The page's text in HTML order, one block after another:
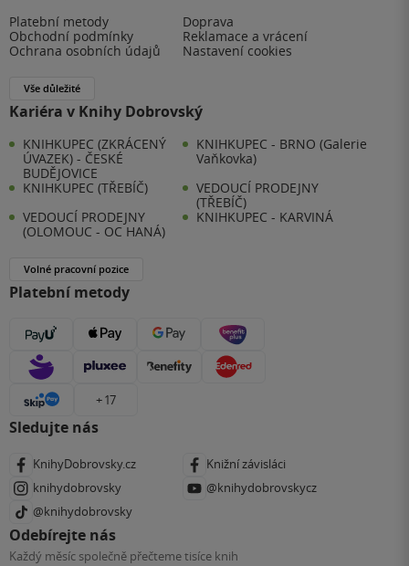
Platební metody
Doprava
Obchodní podmínky
Reklamace a vrácení
Ochrana osobních údajů
Nastavení cookies
Vše důležité
Kariéra v Knihy Dobrovský
KNIHKUPEC (ZKRÁCENÝ
ÚVAZEK) - ČESKÉ
BUDĚJOVICE
KNIHKUPEC - BRNO (Galerie
Vaňkovka)
KNIHKUPEC (TŘEBÍČ)
VEDOUCÍ PRODEJNY
(TŘEBÍČ)
VEDOUCÍ PRODEJNY
(OLOMOUC - OC HANÁ)
KNIHKUPEC - KARVINÁ
Volné pracovní pozice
Platební metody
+ 17
Sledujte nás
KnihyDobrovsky.cz
Knižní závisláci
knihydobrovsky
@knihydobrovskycz
@knihydobrovsky
Odebírejte nás
Každý měsíc společně přečteme tisíce knih